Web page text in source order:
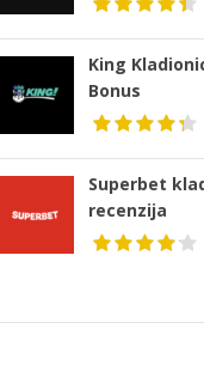
King
Bonus
Superbet
recenzija